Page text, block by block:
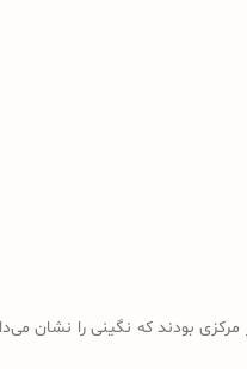
مرکزی بودند که نگینی را نشان